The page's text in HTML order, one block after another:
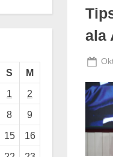
ala
S
M
1
2
8
9
15
16